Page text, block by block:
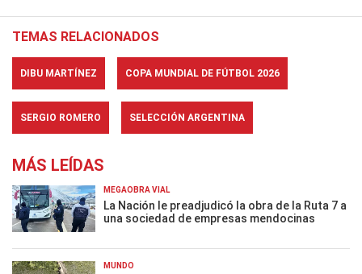
TEMAS RELACIONADOS
DIBU MARTÍNEZ COPA MUNDIAL DE FÚTBOL 2026
SERGIO ROMERO SELECCIÓN ARGENTINA
MÁS LEÍDAS
MEGAOBRA VIAL
La Nación le preadjudicó la obra de la Ruta 7 a
una sociedad de empresas mendocinas
MUNDO